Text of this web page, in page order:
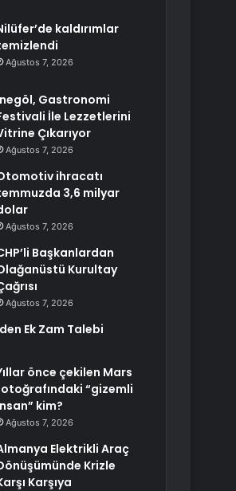
kaldırımlar
Ağustos 7, 2026
Gastronomi
İle Lezzetlerini
Çıkarıyor
Ağustos 7, 2026
ihracatı
3,6 milyar
Ağustos 7, 2026
Başkanlardan
Kurultay
Ağustos 7, 2026
Ek Zam Talebi
önce çekilen Mars
“gizemli
kim?
Ağustos 7, 2026
Elektrikli Araç
Krizle
Karşıya